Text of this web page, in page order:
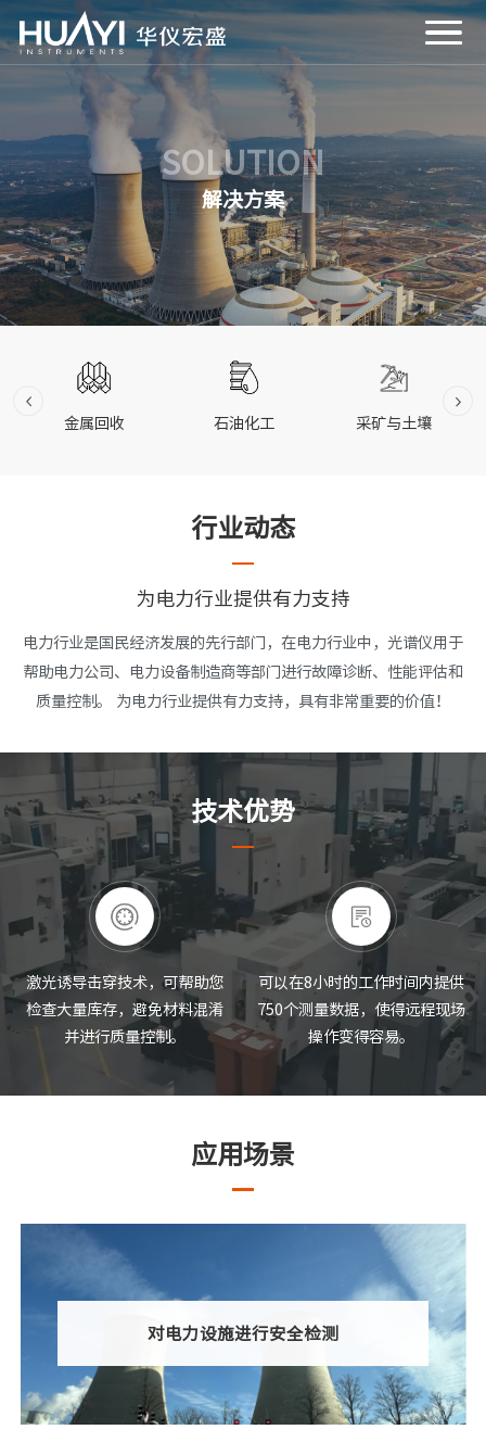
SOLUTION
解决方案
金属回收 石油化工 采矿与土壤
行业动态
为电力行业提供有力支持
电力行业是国民经济发展的先行部门，在电力行业中，光谱仪用于
帮助电力公司、电力设备制造商等部门进行故障诊断、性能评估和
质量控制。 为电力行业提供有力支持，具有非常重要的价值！
技术优势
激光诱导击穿技术，可帮助您
检查大量库存，避免材料混淆
并进行质量控制。
可以在8小时的工作时间内提供
750个测量数据，使得远程现场
操作变得容易。
应用场景
对电力设施进行安全检测